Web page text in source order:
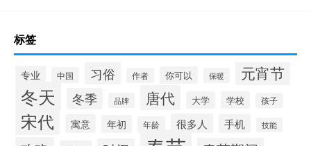
标签
专业 中国 习俗 作者 你可以 保暖 元宵节
冬天 冬季 品牌 唐代 大学 学校 孩子
宋代 寓意 年初 年龄 很多人 手机 技能